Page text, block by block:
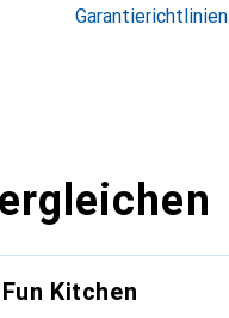
Garantierichtlinien
Kitchen